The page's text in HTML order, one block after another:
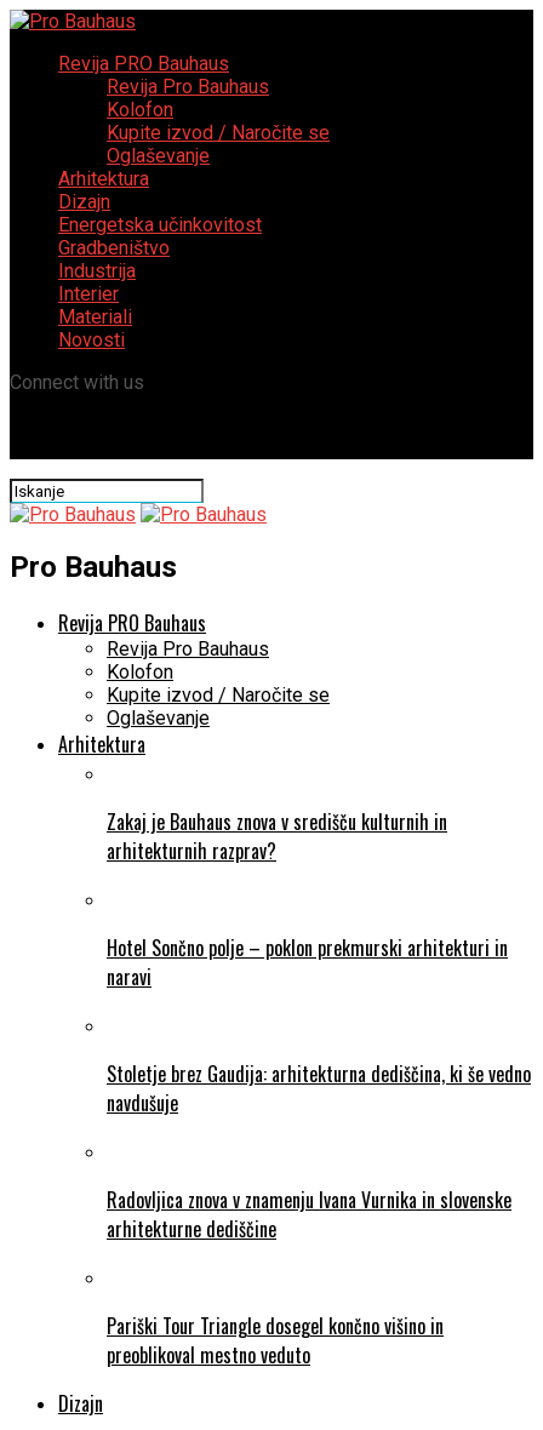
Revija PRO Bauhaus
Revija Pro Bauhaus
Kolofon
Kupite izvod / Naročite se
Oglaševanje
Arhitektura
Dizajn
Energetska učinkovitost
Gradbeništvo
Industrija
Interier
Materiali
Novosti
Connect with us
Pro Bauhaus
Revija PRO Bauhaus
Revija Pro Bauhaus
Kolofon
Kupite izvod / Naročite se
Oglaševanje
Arhitektura
Zakaj je Bauhaus znova v središču kulturnih in
arhitekturnih razprav?
Hotel Sončno polje – poklon prekmurski arhitekturi in
naravi
Stoletje brez Gaudija: arhitekturna dediščina, ki še vedno
navdušuje
Radovljica znova v znamenju Ivana Vurnika in slovenske
arhitekturne dediščine
Pariški Tour Triangle dosegel končno višino in
preoblikoval mestno veduto
Dizajn